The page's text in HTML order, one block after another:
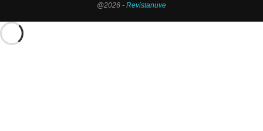
@2026 - Revistanuve